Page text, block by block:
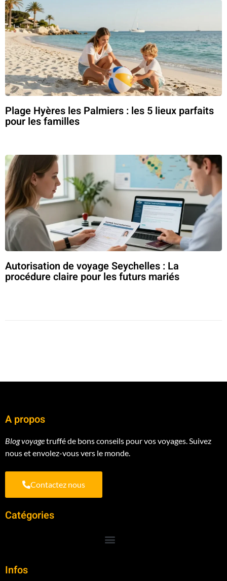
Plage Hyères les Palmiers : les 5 lieux parfaits
pour les familles
Autorisation de voyage Seychelles : La
procédure claire pour les futurs mariés
A propos
Blog voyagetruffé de bons conseils pour vos voyages. Suivez
nous et envolez-vous vers le monde.
Contactez nous
Catégories
Infos